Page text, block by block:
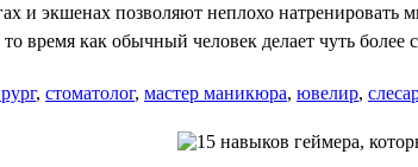
и экшенах позволяют неплохо
время как обычный человек делает чуть более
, стоматолог, мастер маникюра, ювелир,